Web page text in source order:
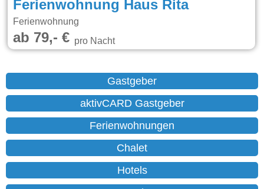
Ferienwohnung Haus Rita
Ferienwohnung
ab 79,- €pro Nacht
Gastgeber
aktivCARD Gastgeber
Ferienwohnungen
Chalet
Hotels